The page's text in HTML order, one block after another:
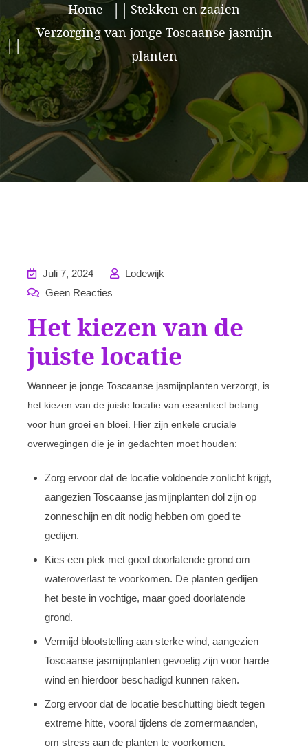
Home
Stekken en zaaien
Verzorging van jonge Toscaanse jasmijn
planten
Juli 7, 2024
Lodewijk
Geen Reacties
Het kiezen van de
juiste locatie
Wanneer je jonge Toscaanse jasmijnplanten verzorgt, is
het kiezen van de juiste locatie van essentieel belang
voor hun groei en bloei. Hier zijn enkele cruciale
overwegingen die je in gedachten moet houden:
Zorg ervoor dat de locatie voldoende zonlicht krijgt,
aangezien Toscaanse jasmijnplanten dol zijn op
zonneschijn en dit nodig hebben om goed te
gedijen.
Kies een plek met goed doorlatende grond om
wateroverlast te voorkomen. De planten gedijen
het beste in vochtige, maar goed doorlatende
grond.
Vermijd blootstelling aan sterke wind, aangezien
Toscaanse jasmijnplanten gevoelig zijn voor harde
wind en hierdoor beschadigd kunnen raken.
Zorg ervoor dat de locatie beschutting biedt tegen
extreme hitte, vooral tijdens de zomermaanden,
om stress aan de planten te voorkomen.